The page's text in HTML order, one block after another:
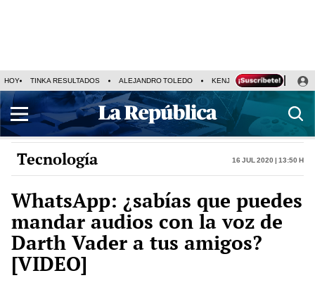
HOY TINKA RESULTADOS ALEJANDRO TOLEDO KENJI FUJIMORI
Tecnología 16 Jul 2020 | 13:50 h
WhatsApp: ¿sabías que puedes
mandar audios con la voz de
Darth Vader a tus amigos?
[VIDEO]